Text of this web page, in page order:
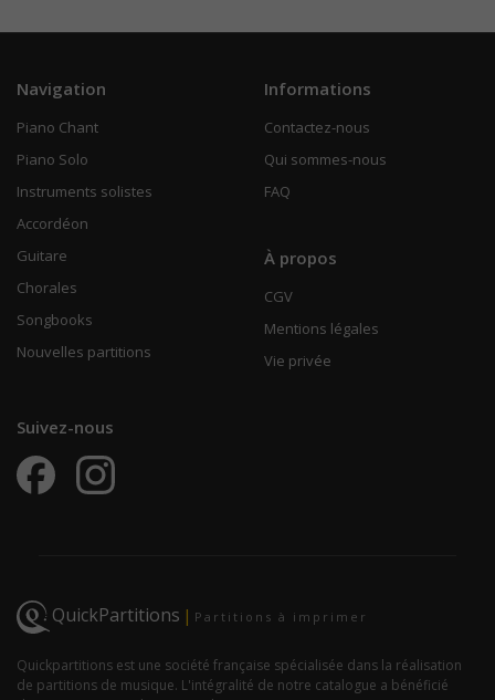
Navigation
Piano Chant
Piano Solo
Instruments solistes
Accordéon
Guitare
Chorales
Songbooks
Nouvelles partitions
Informations
Contactez-nous
Qui sommes-nous
FAQ
À propos
CGV
Mentions légales
Vie privée
Suivez-nous
QuickPartitions | Partitions à imprimer
Quickpartitions est une société française spécialisée dans la réalisation
de partitions de musique. L'intégralité de notre catalogue a bénéficié